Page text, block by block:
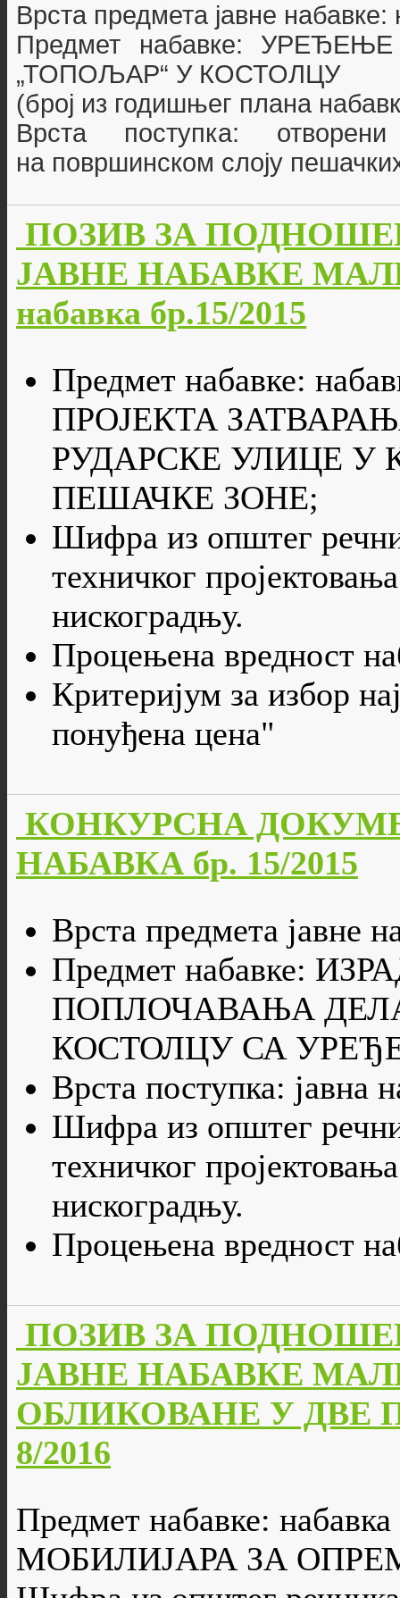
Врста предмета јавне
Предмет набавке:
„ТОПОЉАР“ У КОСТОЛЦУ
(број из годишњег плана
Врста поступка:
на површинском слоју
ПОЗИВ ЗА
ЈАВНЕ НАБАВКЕ
набавка бр.15/2015
Предмет набавке:
ПРОЈЕКТА
РУДАРСКЕ УЛИЦЕ
ПЕШАЧКЕ ЗОНЕ;
Шифра из општег
техничког
нискоградњу.
Процењена вредност
Критеријум за избор
понуђена цена"
КОНКУРСНА
НАБАВКА бр. 15/2015
Врста предмета јавне
Предмет набавке:
ПОПЛОЧАВАЊА
КОСТОЛЦУ СА
Врста поступка: јавна
Шифра из општег
техничког
нискоградњу.
Процењена вредност
ПОЗИВ ЗА
ЈАВНЕ НАБАВКЕ
ОБЛИКОВАНЕ У ДВЕ
8/2016
Предмет набавке:
МОБИЛИЈАРА ЗА